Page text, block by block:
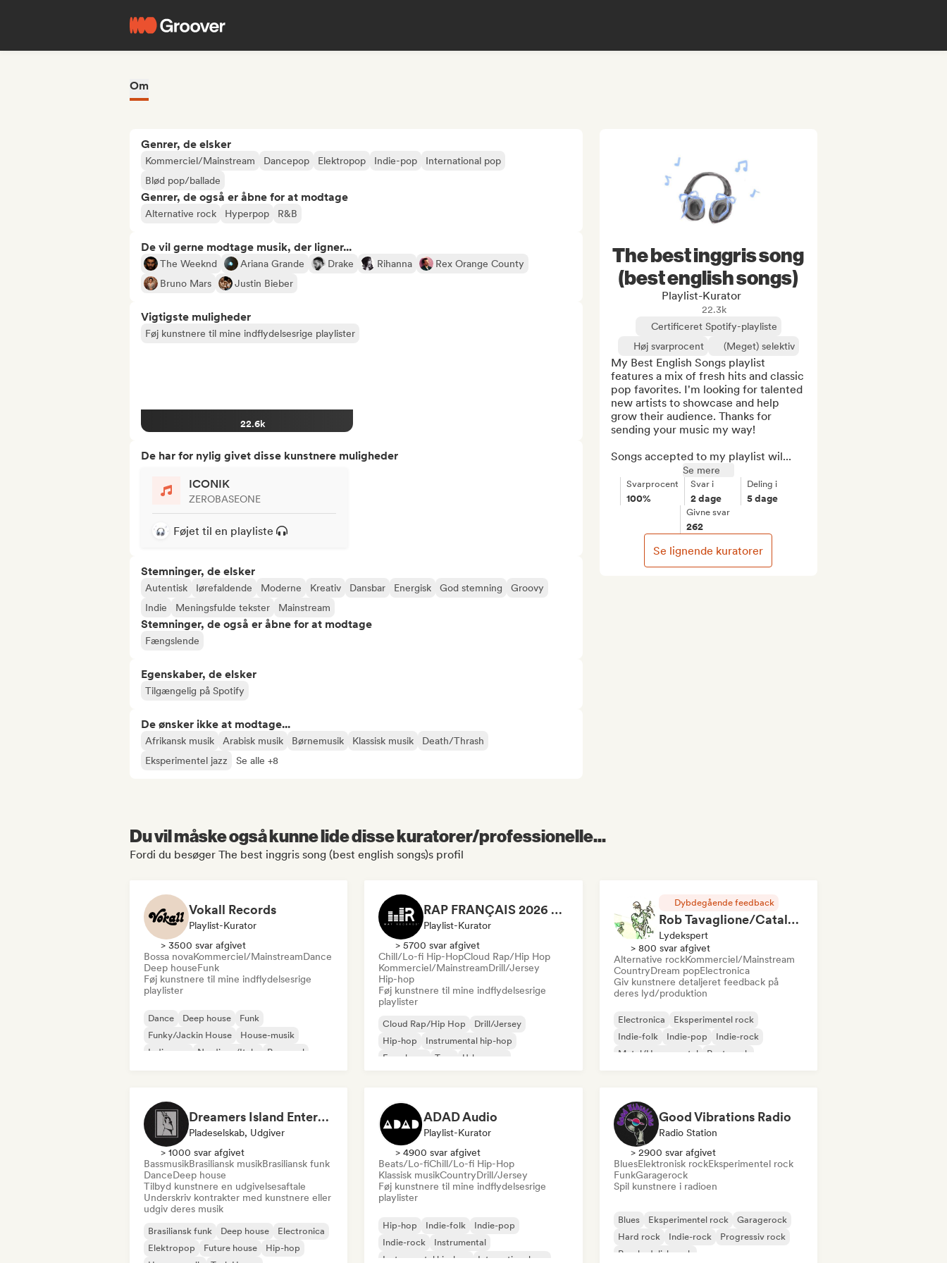
Om
Genrer, de elsker
Kommerciel/Mainstream Dancepop Elektropop Indie-pop
International pop
Blød pop/ballade
Genrer, de også er åbne for at modtage
Alternative rock Hyperpop R&B
De vil gerne modtage musik, der ligner...
The Weeknd Ariana Grande Drake Rihanna
Rex Orange County
Bruno Mars
Justin Bieber
Vigtigste muligheder
Føj kunstnere til mine indflydelsesrige playlister
22.6k
De har for nylig givet disse kunstnere muligheder
ICONIK
ZEROBASEONE
Føjet til en playliste
Stemninger, de elsker
Autentisk Iørefaldende Moderne Kreativ Dansbar Energisk God stemning
Groovy
Indie
Meningsfulde tekster Mainstream
Stemninger, de også er åbne for at modtage
Fængslende
Egenskaber, de elsker
Tilgængelig på Spotify
De ønsker ikke at modtage...
Afrikansk musik Arabisk musik Børnemusik Klassisk musik
Death/Thrash
Eksperimentel jazz
Se alle +8
The best inggris song
(best english songs)
Playlist-Kurator
22.3k
Certificeret Spotify-playliste
Høj svarprocent
(Meget) selektiv
My Best English Songs playlist
features a mix of fresh hits and classic
pop favorites. I'm looking for talented
new artists to showcase and help
grow their audience. Thanks for
sending your music my way!
Songs accepted to my playlist wil...
Se mere
Svarprocent
100%
Svar i
2 dage
Deling i
5 dage
Givne svar
262
Se lignende kuratorer
Du vil måske også kunne lide disse kuratorer/professionelle...
Fordi du besøger The best inggris song (best english songs)s profil
Vokall Records
Playlist-Kurator
> 3500 svar afgivet
Bossa novaKommerciel/MainstreamDance
Deep houseFunk
Føj kunstnere til mine indflydelsesrige
playlister
Dance Deep house
Funk
Funky/Jackin House
House-musik
Indie-pop
Nu-disco/Italo Pop-soul
RAP FRANÇAIS 2026 🔥🇫🇷 (Way Records)
Playlist-Kurator
> 5700 svar afgivet
Chill/Lo-fi Hip-HopCloud Rap/Hip Hop
Kommerciel/MainstreamDrill/Jersey
Hip-hop
Føj kunstnere til mine indflydelsesrige
playlister
Cloud Rap/Hip Hop
Drill/Jersey
Hip-hop
Instrumental hip-hop
Fransk rap
Trap
Urban pop
Dybdegående feedback
Rob Tavaglione/Catalyst Recording
Lydekspert
> 800 svar afgivet
Alternative rockKommerciel/Mainstream
CountryDream popElectronica
Giv kunstnere detaljeret feedback på
deres lyd/produktion
Electronica
Eksperimentel rock
Indie-folk
Indie-pop
Indie-rock
Metal/Heavy metal
Post-punk
Dreamers Island Entertainment
Pladeselskab, Udgiver
> 1000 svar afgivet
BassmusikBrasiliansk musikBrasiliansk funk
DanceDeep house
Tilbyd kunstnere en udgivelsesaftale
Underskriv kontrakter med kunstnere eller
udgiv deres musik
Brasiliansk funk Deep house
Electronica
Elektropop
Future house
Hip-hop
ADAD Audio
Playlist-Kurator
> 4900 svar afgivet
Beats/Lo-fiChill/Lo-fi Hip-Hop
Klassisk musikCountryDrill/Jersey
Føj kunstnere til mine indflydelsesrige
playlister
Hip-hop Indie-folk
Indie-pop
Indie-rock
Instrumental
Instrumental hip-hop
International rap
Good Vibrations Radio
Radio Station
> 2900 svar afgivet
BluesElektronisk rockEksperimentel rock
FunkGaragerock
Spil kunstnere i radioen
Blues Eksperimentel rock
Garagerock
Hard rock
Indie-rock
Progressiv rock
Psychedelisk rock